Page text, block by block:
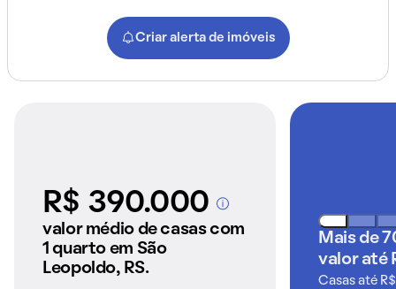
Criar alerta de imóveis
R$ 390.000A partir dos imóveis
anunciados pelo
valor médio de casas com
1 quarto em São
Leopoldo, RS.
Mais de
valor até
Casas até